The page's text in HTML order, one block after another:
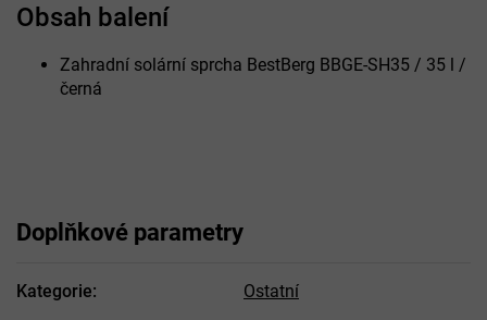
Obsah balení
Zahradní solární sprcha BestBerg BBGE-SH35 / 35 l /
černá
Doplňkové parametry
Kategorie: Ostatní